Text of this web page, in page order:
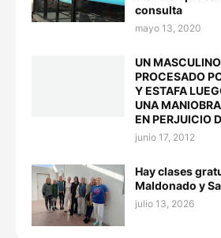
consulta
mayo 13, 2020
UN
PROCESADO
Y ESTAFA
UNA
EN PERJUICIO
junio 17, 2012
Hay clases
Maldonado y
julio 13, 2026